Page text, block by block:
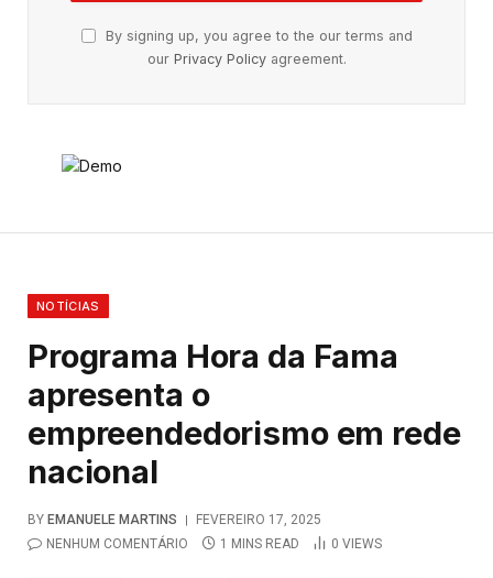
By signing up, you agree to the our terms and
our Privacy Policyagreement.
NOTÍCIAS
Programa Hora da Fama
apresenta o
empreendedorismo em rede
nacional
BY EMANUELE MARTINS
FEVEREIRO 17, 2025
NENHUM COMENTÁRIO
1 MINS READ 0 VIEWS